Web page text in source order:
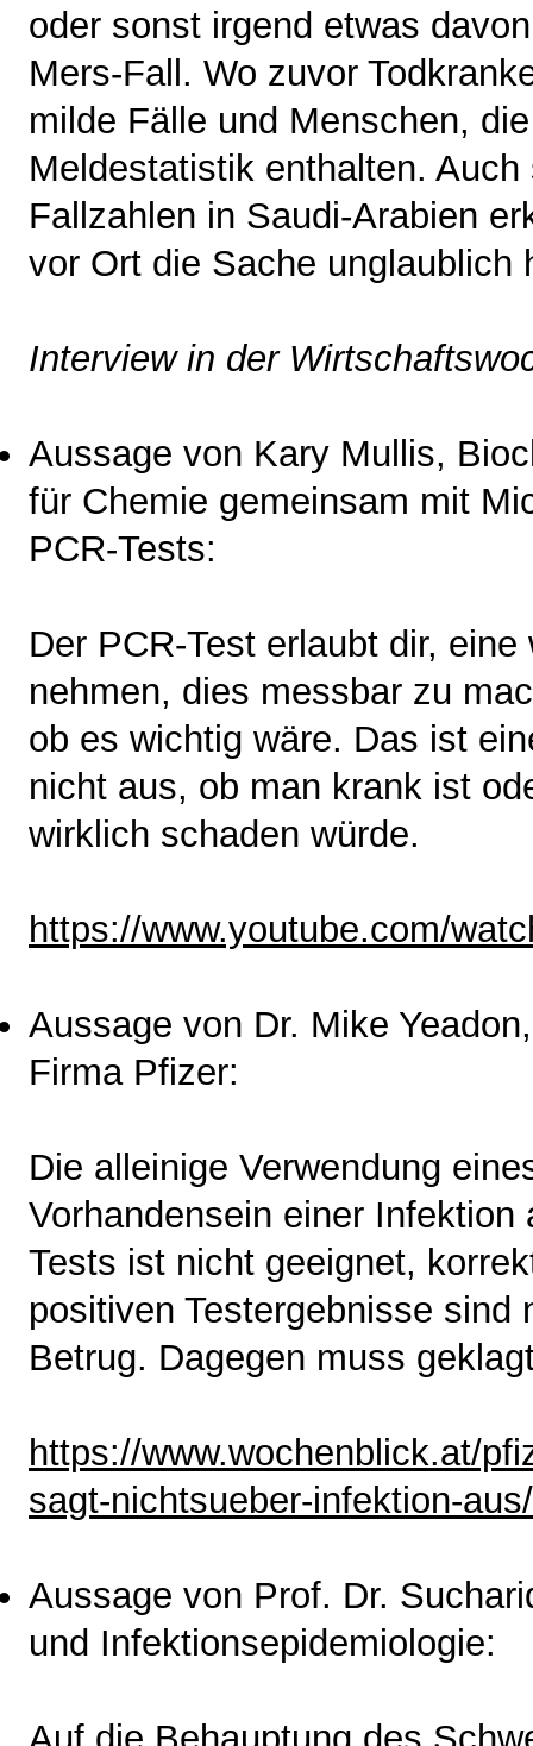
oder sonst irgend etwas
Mers-Fall. Wo zuvor
milde Fälle und Menschen,
Meldestatistik enthalten.
Fallzahlen in Saudi-Arabien
vor Ort die Sache unglaublich
Interview in der
Aussage von Kary Mullis,
für Chemie gemeinsam mit
PCR-Tests:
Der PCR-Test erlaubt dir,
nehmen, dies messbar zu
ob es wichtig wäre. Das ist
nicht aus, ob man krank ist
wirklich schaden würde.
https://www.youtube.com/
Aussage von Dr. Mike
Firma Pfizer:
Die alleinige Verwendung
Vorhandensein einer
Tests ist nicht geeignet,
positiven Testergebnisse
Betrug. Dagegen muss
https://www.wochenblick.at/
sagt-nichtsueber-infektion-aus/
Aussage von Prof. Dr.
und Infektionsepidemiologie: